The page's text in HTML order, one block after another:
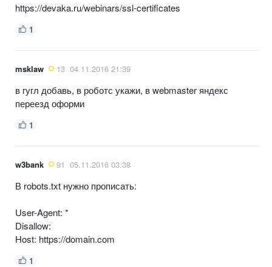
https://devaka.ru/webinars/ssl-certificates
1
msklaw 13 04.11.2016 21:39
в гугл добавь, в роботс укажи, в webmaster яндекс
переезд оформи
1
w3bank 91 05.11.2016 03:38
В robots.txt нужно прописать:
User-Agent: *
Disallow:
Host: https://domain.com
1